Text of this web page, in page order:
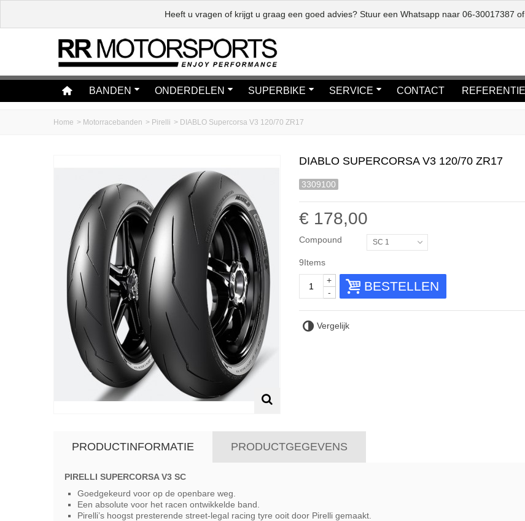
Heeft u vragen of krijgt u graag een goed advies? Stuur een Whatsapp naar 06-30017387
BANDEN ONDERDELEN SUPERBIKE SERVICE CONTACT
Home > Motorracebanden > Pirelli > DIABLO Supercorsa V3 120/70 ZR17
DIABLO SUPERCORSA V3 120/70 ZR17
3309100
€ 178,00
Compound SC 1
9Items
-
+ BESTELLEN
Vergelijk
PRODUCTINFORMATIE PRODUCTGEGEVENS
PIRELLI SUPERCORSA V3 SC
Goedgekeurd voor op de openbare weg.
Een absolute voor het racen ontwikkelde band.
Pirelli’s hoogst presterende street-legal racing tyre ooit door Pirelli gemaakt.